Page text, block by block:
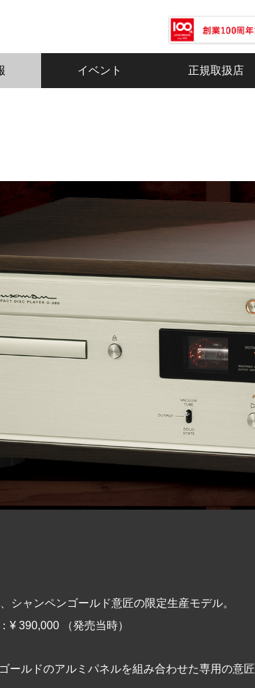
イベント 正規取扱店
シャンペンゴールド意匠の限定生産モデル。
390,000 （発売当時）
ールドのアルミパネルを組み合わせた専用の意匠